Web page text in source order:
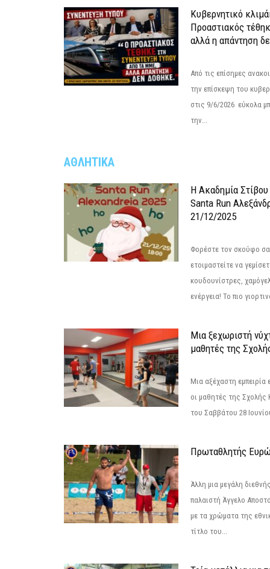
Κυβερνητικό
Προαστιακός
αλλά η απάντηση
Από τις επίσημες
την επίσκεψη του
στις 9/6/2026 εύκολα
την...
ΑΘΛΗΤΙΚΑ
Η Ακαδημία
Santa Run
21/12/2025
Φορέστε τον σκούφο
ετοιμαστείτε να
κουδουνίστρες,
ενέργεια! Το πιο
Μια ξεχωριστή
μαθητές της
Μια αξέχαστη εμπειρία
οι μαθητές της
του Σαββάτου 28
Πρωταθλητής
Άλλη μια μεγάλη
παλαιστή Άγγελο
με τα χρώματα της
τίτλο του...